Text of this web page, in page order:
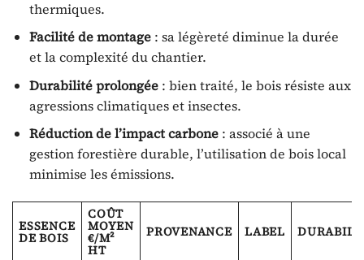
thermiques.
Facilité de montage: sa légèreté diminue la durée
et la complexité du chantier.
Durabilité prolongée: bien traité, le bois résiste aux
agressions climatiques et insectes.
Réduction de l’impact carbone: associé à une
gestion forestière durable, l’utilisation de bois local
minimise les émissions.
ESSENCE
DE BOIS
COÛT
MOYEN
€/M²
HT
PROVENANCE LABEL